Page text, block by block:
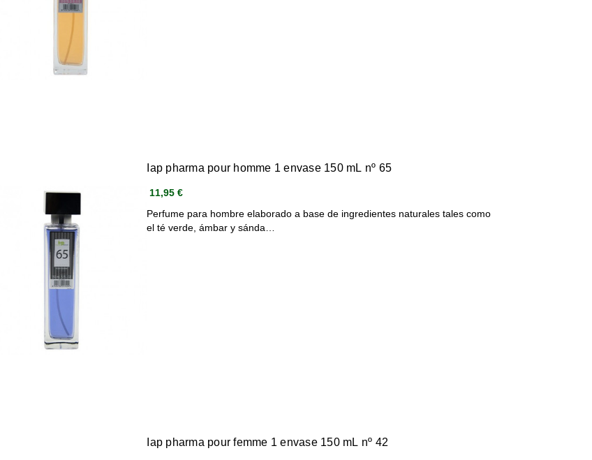
Iap pharma pour homme 1 envase 150 mL nº 65
11,95 €
Perfume para hombre elaborado a base de ingredientes naturales tales como
el té verde, ámbar y sánda…
Iap pharma pour femme 1 envase 150 mL nº 42